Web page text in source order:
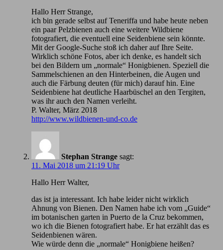
Hallo Herr Strange,
ich bin gerade selbst auf Teneriffa und habe heute neben
ein paar Pelzbienen auch eine weitere Wildbiene
fotografiert, die eventuell eine Seidenbiene sein könnte.
Mit der Google-Suche stoß ich daher auf Ihre Seite.
Wirklich schöne Fotos, aber ich denke, es handelt sich
bei den Bildern um „normale“ Honigbienen. Speziell die
Sammelschienen an den Hinterbeinen, die Augen und
auch die Färbung deuten (für mich) darauf hin. Eine
Seidenbiene hat deutliche Haarbüschel an den Tergiten,
was ihr auch den Namen verleiht.
P. Walter, März 2018
http://www.wildbienen-und-co.de
Stephan Strange sagt:
11. Mai 2018 um 21:19 Uhr
Hallo Herr Walter,
das ist ja interessant. Ich habe leider nicht wirklich
Ahnung von Bienen. Den Namen habe ich vom „Guide“
im botanischen garten in Puerto de la Cruz bekommen,
wo ich die Bienen fotografiert habe. Er hat erzählt das es
Seidenbienen wären.
Wie würde denn die „normale“ Honigbiene heißen?